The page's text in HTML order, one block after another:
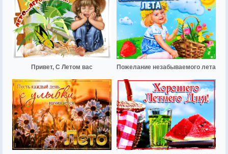
Привет, С Летом вас Пожелание незабываемого лета